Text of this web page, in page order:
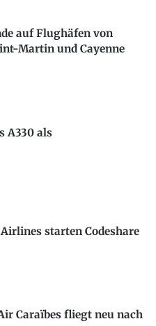
auf Flughäfen von
Martin und Cayenne
A330 als
starten Codeshare
Caraïbes fliegt neu nach